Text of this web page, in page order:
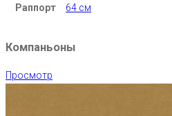
Раппорт 64 см
Компаньоны
Просмотр